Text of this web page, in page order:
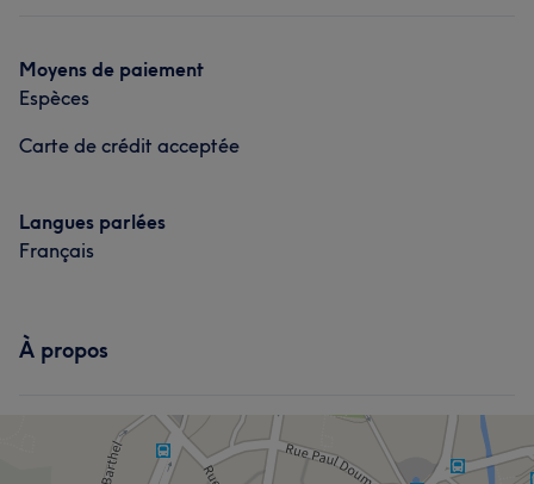
Moyens de paiement
Espèces
Carte de crédit acceptée
Langues parlées
Français
À propos